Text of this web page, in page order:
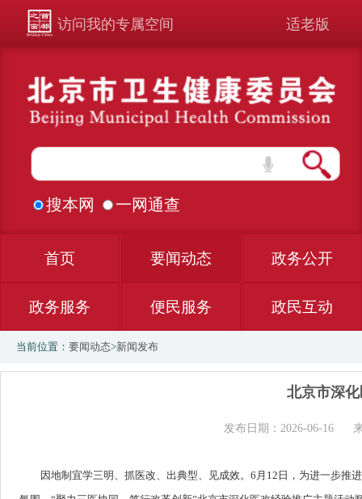
访问我的专属空间 适老版
搜本网 一网通查
首页 要闻动态 政务公开
政务服务 便民服务 政民互动
当前位置： 要闻动态>新闻发布
北京市深
发布日期：2026-06-16
因地制宜学三明、抓医改、出典型、见成效。6月12日，为进一步推